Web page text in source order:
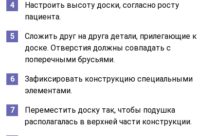
Настроить высоту доски, согласно росту
пациента.
Сложить друг на друга детали, прилегающие к
доске. Отверстия должны совпадать с
поперечными брусьями.
Зафиксировать конструкцию специальными
элементами.
Переместить доску так, чтобы подушка
располагалась в верхней части конструкции.